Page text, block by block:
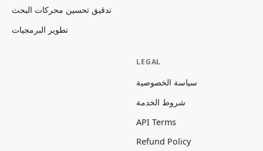
تدقيق تحسين محركات البحث
تطوير البرمجيات
LEGAL
سياسة الخصوصية
شروط الخدمة
API Terms
Refund Policy